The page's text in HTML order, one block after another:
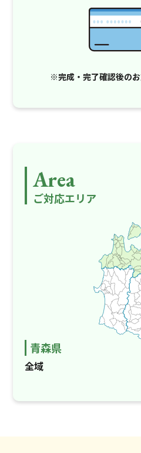
※完成・完了確認後のお
Area
ご対応エリア
青森県
全域